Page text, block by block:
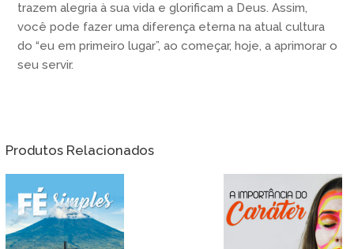
trazem alegria à sua vida e glorificam a Deus. Assim,
você pode fazer uma diferença eterna na atual cultura
do “eu em primeiro lugar”, ao começar, hoje, a aprimorar o
seu servir.
Produtos Relacionados